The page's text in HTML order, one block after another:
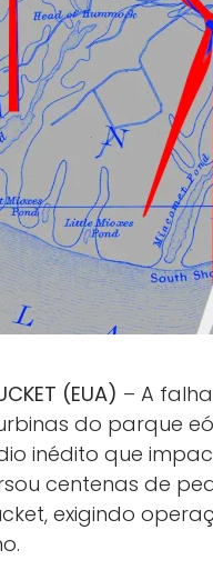
(EUA) – A
do parque
inédito que
centenas de
exigindo